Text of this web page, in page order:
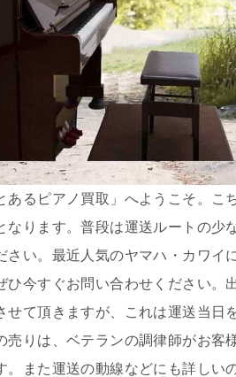
あるピアノ買取」へようこそ。こ
なります。普段は運送ルートの少
い。最近人気のヤマハ・カワイ
ひ今すぐお問い合わせください。
せて頂きますが、これは運送当日
りは、ベテランの調律師がお客
また運送の動線などにも詳しい